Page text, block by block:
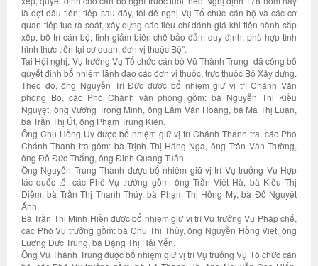
là đợt đầu tiên; tiếp sau đây, tôi đề nghị Vụ Tổ chức cán bộ và các cơ
quan tiếp tục rà soát, xây dựng các tiêu chí đánh giá khi tiến hành sắp
xếp, bố trí cán bộ, tinh giảm biên chế bảo đảm quy định, phù hợp tình
hình thực tiễn tại cơ quan, đơn vị thuộc Bộ”.
Tại Hội nghị, Vụ trưởng Vụ Tổ chức cán bộ Vũ Thành Trung đã công bố
quyết định bổ nhiệm lãnh đạo các đơn vị thuộc, trực thuộc Bộ Xây dựng.
Theo đó, ông Nguyễn Trí Đức được bổ nhiệm giữ vị trí Chánh Văn
phòng Bộ, các Phó Chánh văn phòng gồm: bà Nguyễn Thị Kiều
Nguyệt, ông Vương Trọng Minh, ông Lâm Văn Hoàng, bà Ma Thị Luận,
bà Trần Thị Út, ông Phạm Trung Kiên.
Ông Chu Hồng Uy được bổ nhiệm giữ vị trí Chánh Thanh tra, các Phó
Chánh Thanh tra gồm: bà Trịnh Thị Hằng Nga, ông Trần Văn Trường,
ông Đỗ Đức Thắng, ông Đinh Quang Tuấn.
Ông Nguyễn Trung Thành được bổ nhiệm giữ vị trí Vụ trưởng Vụ Hợp
tác quốc tế, các Phó Vụ trưởng gồm: ông Trần Việt Hà, bà Kiều Thị
Diễm, bà Trần Thị Thanh Thúy, bà Phạm Thị Hồng My, bà Đỗ Nguyệt
Ánh.
Bà Trần Thị Minh Hiền được bổ nhiệm giữ vị trí Vụ trưởng Vụ Pháp chế,
các Phó Vụ trưởng gồm: bà Chu Thị Thủy, ông Nguyễn Hồng Việt, ông
Lương Đức Trung, bà Đặng Thị Hải Yến.
Ông Vũ Thành Trung được bổ nhiệm giữ vị trí Vụ trưởng Vụ Tổ chức cán